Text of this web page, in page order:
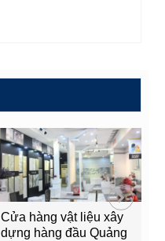
Cửa hàng vật liệu xây
dựng hàng đầu Quảng